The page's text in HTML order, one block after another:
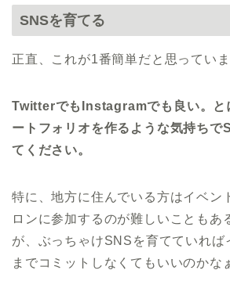
「治療」をメインで行なってしまっているん
すよ。 5時こーじ： えっ、でも実際に悩みが
SNSを育てる
正直、これが1番簡単だと思っていま
TwitterでもInstagramでも良い。と
ートフォリオを作るような気持ちで
てください。
特に、地方に住んでいる方はイベン
ロンに参加するのが難しいこともあ
が、ぶっちゃけSNSを育てていれば
までコミットしなくてもいいのかな